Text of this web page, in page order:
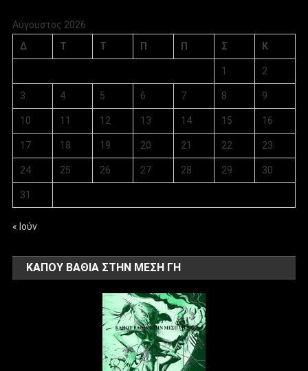
Αύγουστος 2026
Δ
Τ Τ Π Π Σ Κ
1 2
3 4 5 6 7 8 9
10 11 12 13 14 15 16
17 18 19 20 21 22 23
24 25 26 27 28 29 30
31
« Ιούν
ΚΑΠΟΥ ΒΑΘΙΑ ΣΤΗΝ ΜΕΣΗ ΓΗ